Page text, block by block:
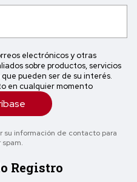
electrónicos y otras
sobre productos, servicios
pueden ser de su interés.
en cualquier momento
su información de contacto para
spam.
Registro